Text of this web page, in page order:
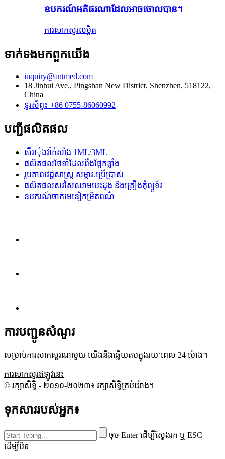
ឧបករណ៍អតិផរណាដែលអាចចោលបាន។
ការសាកសួរលម្អិត
ទាក់ទង​មក​ពួក​យើង
inquiry@antmed.com
18 Jinhui Ave., Pingshan New District, Shenzhen, 518122,
China
ទូរស័ព្ទ៖ +86 0755-86060992
បញ្ជីផលិតផល
សឺរាុំងវ៉ាក់សាំង 1ML/3ML
ផលិតផលថែទាំដែលពឹងផ្អែកខ្លាំង
រូបភាពវេជ្ជសាស្ត្រ សម្ភារៈប្រើប្រាស់
ផលិតផលសរសៃឈាមបេះដូង និងគ្រឿងកុំព្យូទ័រ
ឧបករណ៍ចាក់មេឌៀកម្រិតពណ៌
ការបញ្ជូនសំណួរ
សម្រាប់ការសាកសួរណាមួយ យើងនឹងឆ្លើយតបក្នុងរយៈពេល 24 ម៉ោង។
ការសាកសួរឥឡូវនេះ
© រក្សាសិទ្ធិ - ២០១០-២០២៣៖ រក្សាសិទ្ធិគ្រប់យ៉ាង។
ទុកសាររបស់អ្នក៖
ចុច Enter ដើម្បីស្វែងរក ឬ ESC
ដើម្បីបិទ